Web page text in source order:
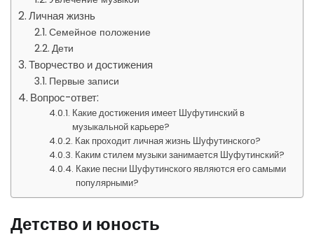
Личная жизнь
Семейное положение
Дети
Творчество и достижения
Первые записи
Вопрос-ответ:
Какие достижения имеет Шуфутинский в
музыкальной карьере?
Как проходит личная жизнь Шуфутинского?
Каким стилем музыки занимается Шуфутинский?
Какие песни Шуфутинского являются его самыми
популярными?
Детство и юность